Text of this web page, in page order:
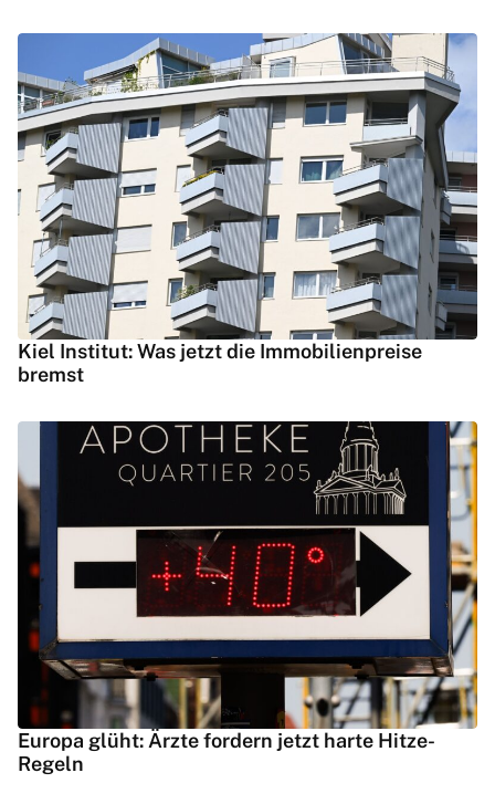
Kiel Institut: Was jetzt die Immobilienpreise
bremst
Europa glüht: Ärzte fordern jetzt harte Hitze-
Regeln